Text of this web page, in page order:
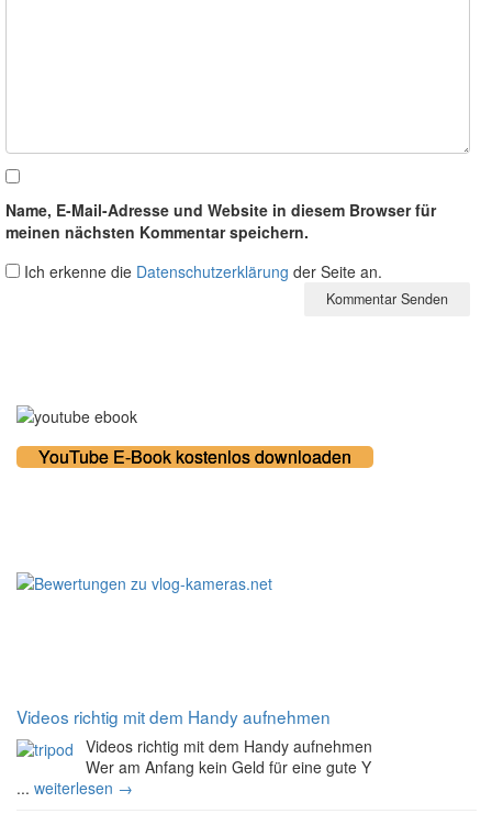
Name, E-Mail-Adresse und Website in diesem Browser für
meinen nächsten Kommentar speichern.
Ich erkenne die Datenschutzerklärung der Seite an.
YouTube E-Book kostenlos downloaden
Videos richtig mit dem Handy aufnehmen
Videos richtig mit dem Handy aufnehmen
Wer am Anfang kein Geld für eine gute Y
... weiterlesen →